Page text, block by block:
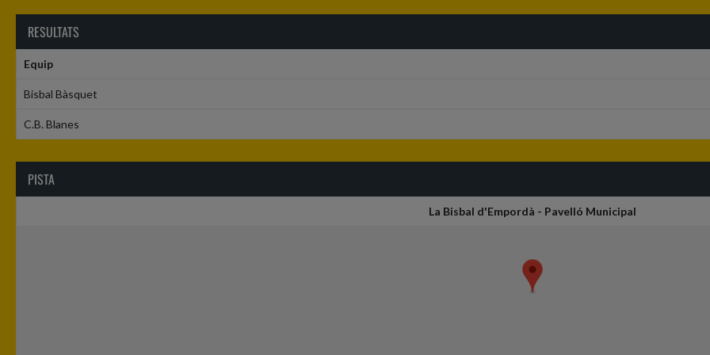
RESULTATS
Equip
Bisbal Bàsquet
C.B. Blanes
PISTA
La Bisbal d'Empordà - Pavelló Municipal